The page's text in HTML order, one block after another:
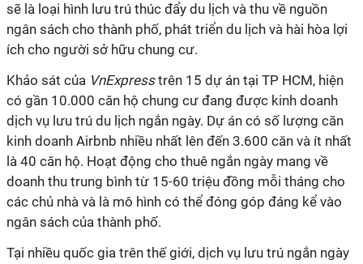
sẽ là loại hình lưu trú thúc đẩy du lịch và thu về nguồn
ngân sách cho thành phố, phát triển du lịch và hài hòa lợi
ích cho người sở hữu chung cư.
Khảo sát của VnExpresstrên 15 dự án tại TP HCM, hiện
có gần 10.000 căn hộ chung cư đang được kinh doanh
dịch vụ lưu trú du lịch ngắn ngày. Dự án có số lượng căn
kinh doanh Airbnb nhiều nhất lên đến 3.600 căn và ít nhất
là 40 căn hộ. Hoạt động cho thuê ngắn ngày mang về
doanh thu trung bình từ 15-60 triệu đồng mỗi tháng cho
các chủ nhà và là mô hình có thể đóng góp đáng kể vào
ngân sách của thành phố.
Tại nhiều quốc gia trên thế giới, dịch vụ lưu trú ngắn ngày